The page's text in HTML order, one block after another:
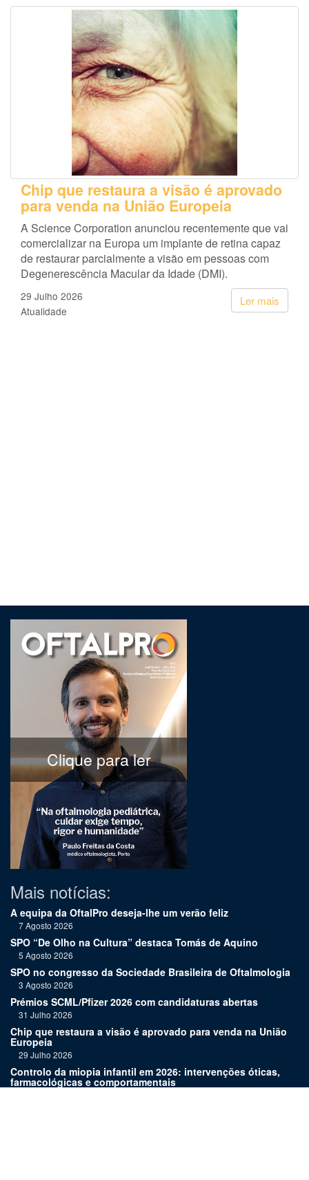
Chip que restaura a visão é aprovado
para venda na União Europeia
A Science Corporation anunciou recentemente que vai
comercializar na Europa um implante de retina capaz
de restaurar parcialmente a visão em pessoas com
Degenerescência Macular da Idade (DMI).
Ler mais
29 Julho 2026
Atualidade
Clique para ler
Mais notícias:
A equipa da OftalPro deseja-lhe um verão feliz
7 Agosto 2026
SPO “De Olho na Cultura” destaca Tomás de Aquino
5 Agosto 2026
SPO no congresso da Sociedade Brasileira de Oftalmologia
3 Agosto 2026
Prémios SCML/Pfizer 2026 com candidaturas abertas
31 Julho 2026
Chip que restaura a visão é aprovado para venda na União
Europeia
29 Julho 2026
Controlo da miopia infantil em 2026: intervenções óticas,
farmacológicas e comportamentais